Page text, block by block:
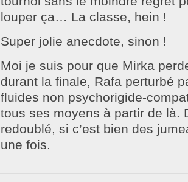
louper ça… La classe, hein !
Super jolie anecdote, sinon !
Moi je suis pour que Mirka
durant la finale, Rafa perturbé
fluides non psychorigide-
tous ses moyens à partir de là.
redoublé, si c’est bien des
une fois.